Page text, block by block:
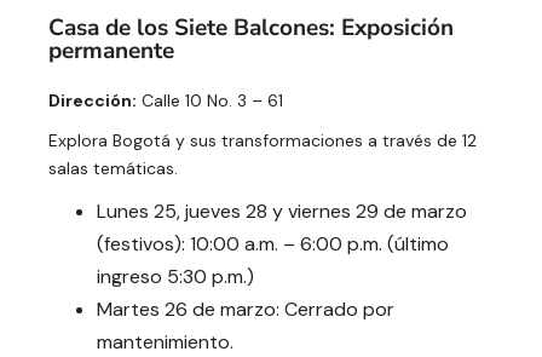
Casa de los Siete Balcones: Exposición
permanente
Dirección: Calle 10 No. 3 – 61
Explora Bogotá y sus transformaciones a través de 12
salas temáticas.
Lunes 25, jueves 28 y viernes 29 de marzo
(festivos): 10:00 a.m. – 6:00 p.m. (último
ingreso 5:30 p.m.)
Martes 26 de marzo: Cerrado por
mantenimiento.